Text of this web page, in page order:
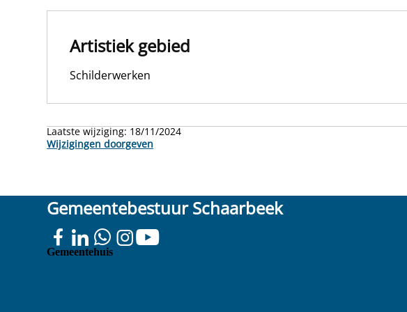
Artistiek gebied
Schilderwerken
Laatste wijziging: 18/11/2024
Wijzigingen doorgeven
Gemeentebestuur Schaarbeek
Gemeentehuis